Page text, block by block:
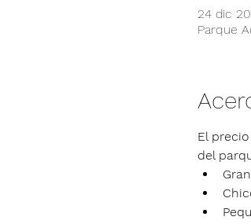
24 dic
Parque
El
del